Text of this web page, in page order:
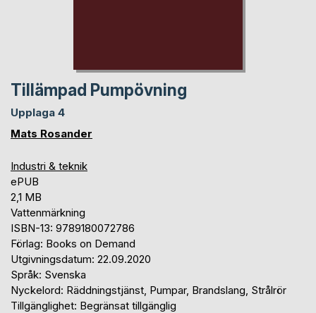
Tillämpad Pumpövning
Upplaga 4
Mats Rosander
Industri & teknik
ePUB
2,1 MB
Vattenmärkning
ISBN-13: 9789180072786
Förlag: Books on Demand
Utgivningsdatum: 22.09.2020
Språk: Svenska
Nyckelord: Räddningstjänst, Pumpar, Brandslang, Strålrör
Tillgänglighet: Begränsat tillgänglig